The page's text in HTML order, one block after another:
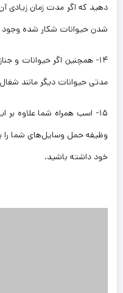
دهید که اگر مدت زمان زیادی
شدن حیوانات شکار شده وجود
۱۴- همچنین اگر حیوانات و
مدتی حیوانات دیگر مانند
۱۵- اسب همراه شما علاوه
وظیفه حمل وسایل‌های شما را
خود داشته باشید.